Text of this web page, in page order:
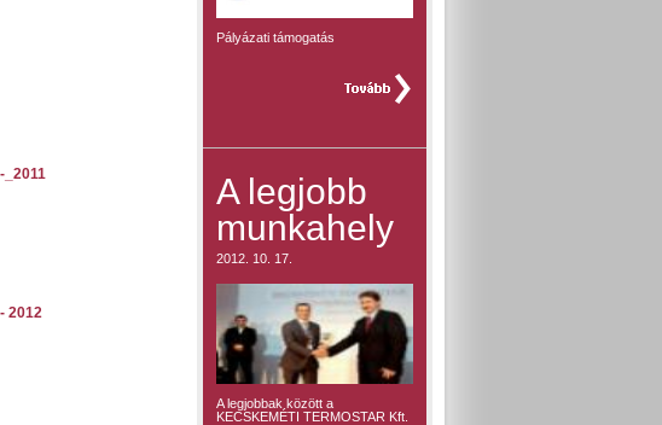
2012
Pályázati támogatás
A legjobb
munkahely
2012. 10. 17.
A legjobbak között a
KECSKEMÉTI TERMOSTAR Kft.